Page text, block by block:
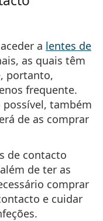
a lentes de
as quais têm
portanto,
frequente.
também
de as comprar
de contacto
de ter as
comprar
e cuidar